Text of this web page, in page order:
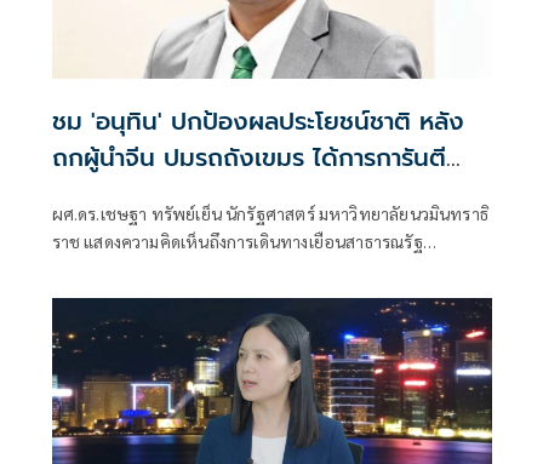
ชม 'อนุทิน' ปกป้องผลประโยชน์ชาติ หลัง
ถกผู้นำจีน ปมรถถังเขมร ได้การการันตี
ห้ามใช้ซัดกับไทย
ผศ.ดร.เชษฐา ทรัพย์เย็น นักรัฐศาสตร์ มหาวิทยาลัยนวมินทราธิ
ราช แสดงความคิดเห็นถึงการเดินทางเยือนสาธารณรัฐ